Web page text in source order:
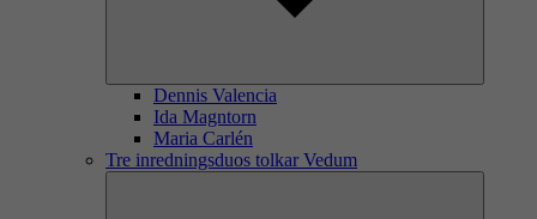
Dennis Valencia
Ida Magntorn
Maria Carlén
Tre inredningsduos tolkar Vedum